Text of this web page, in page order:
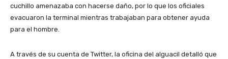
cuchillo amenazaba con hacerse daño, por lo que los oficiales
evacuaron la terminal mientras trabajaban para obtener ayuda
para el hombre.
A través de su cuenta de Twitter, la oficina del alguacil detalló que